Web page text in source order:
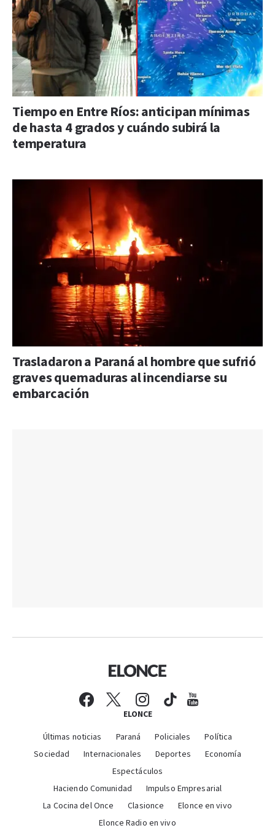
Tiempo en Entre Ríos: anticipan mínimas
de hasta 4 grados y cuándo subirá la
temperatura
Trasladaron a Paraná al hombre que sufrió
graves quemaduras al incendiarse su
embarcación
ELONCE
Últimas noticias Paraná Policiales
Política
Sociedad
Internacionales Deportes
Economía
Espectáculos
Haciendo Comunidad
Impulso Empresarial
La Cocina del Once
Clasionce
Elonce en vivo
Elonce Radio en vivo